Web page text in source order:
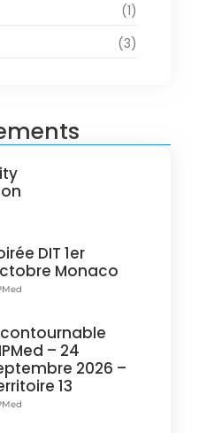
(1)
(3)
DIT 1er
Monaco
– 24
2026 –
13